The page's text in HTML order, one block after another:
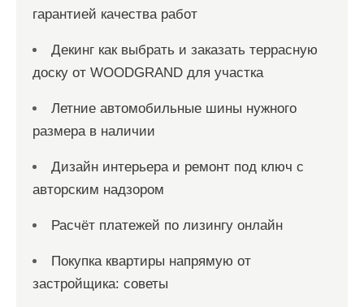
гарантией качества работ
Декинг как выбрать и заказать террасную
доску от WOODGRAND для участка
Летние автомобильные шины нужного
размера в наличии
Дизайн интерьера и ремонт под ключ с
авторским надзором
Расчёт платежей по лизингу онлайн
Покупка квартиры напрямую от
застройщика: советы